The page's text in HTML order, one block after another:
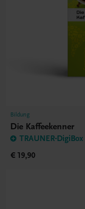
Bildung
Die Kaffeekenner
TRAUNER-DigiBox
€ 19,90